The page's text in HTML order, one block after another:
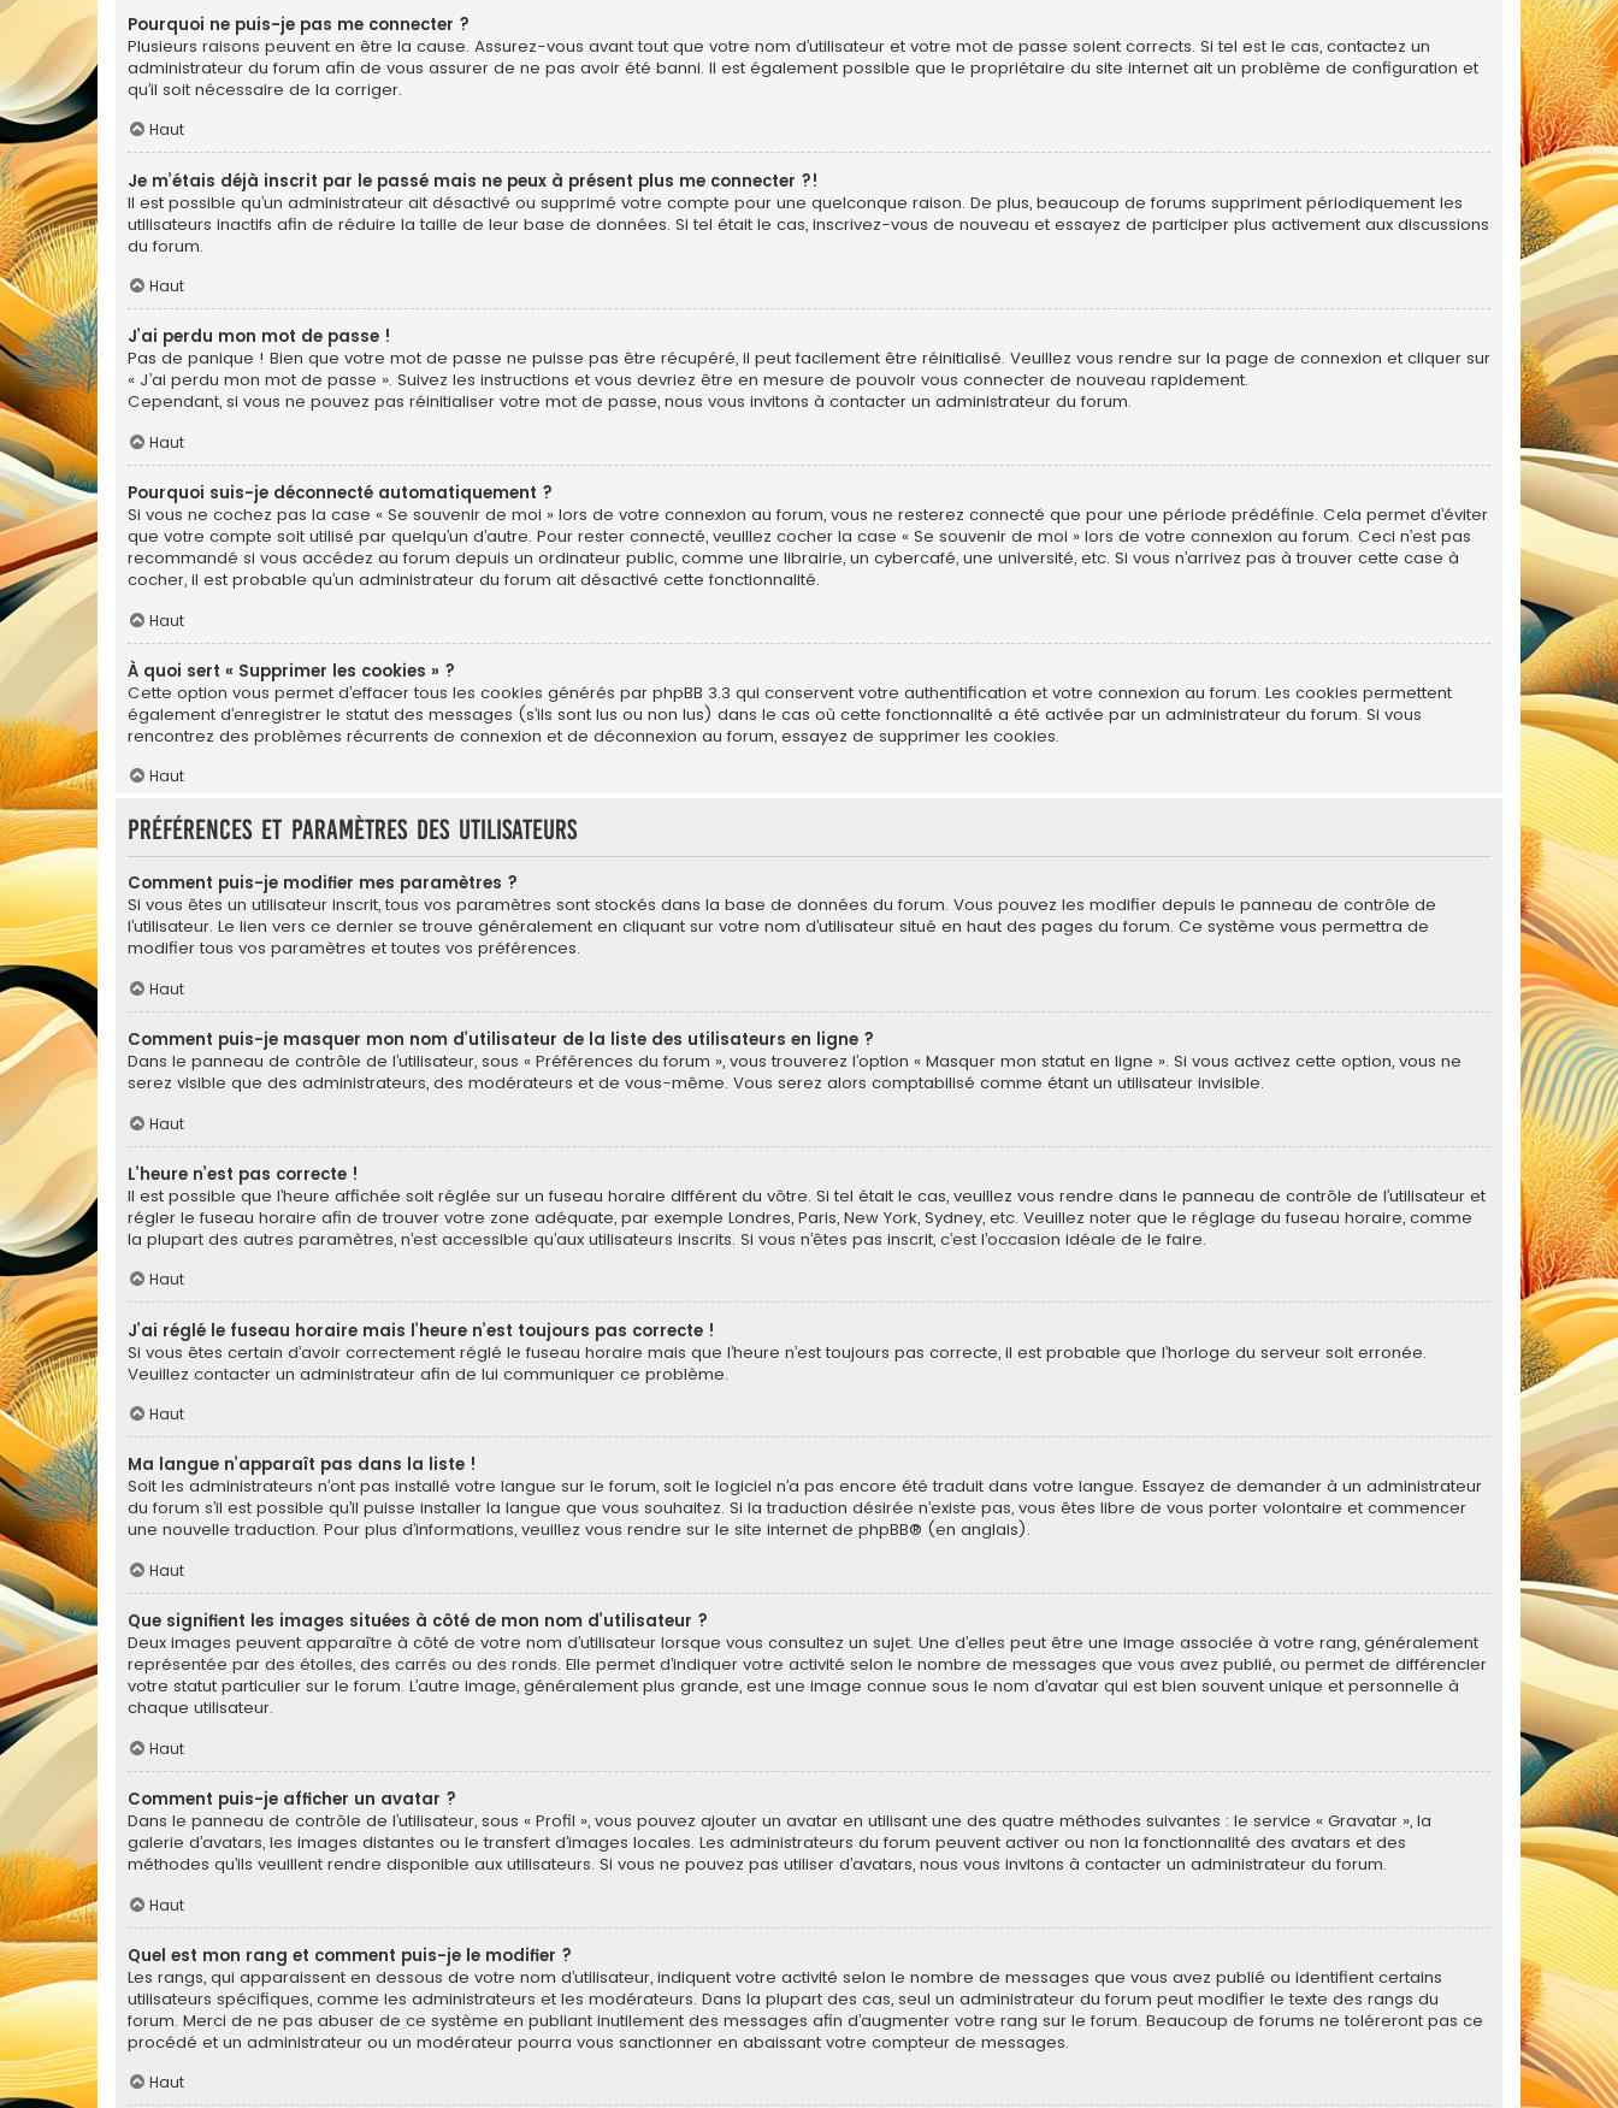
Pourquoi ne puis-je pas me connecter ?
Plusieurs raisons peuvent en être la cause. Assurez-vous avant tout que votre nom d’utilisateur et votre mot de passe soient corrects. Si tel est le cas, contactez un
administrateur du forum afin de vous assurer de ne pas avoir été banni. Il est également possible que le propriétaire du site internet ait un problème de configuration et
qu’il soit nécessaire de la corriger.
Haut
Je m’étais déjà inscrit par le passé mais ne peux à présent plus me connecter ?!
Il est possible qu’un administrateur ait désactivé ou supprimé votre compte pour une quelconque raison. De plus, beaucoup de forums suppriment périodiquement les
utilisateurs inactifs afin de réduire la taille de leur base de données. Si tel était le cas, inscrivez-vous de nouveau et essayez de participer plus activement aux discussions
du forum.
Haut
J’ai perdu mon mot de passe !
Pas de panique ! Bien que votre mot de passe ne puisse pas être récupéré, il peut facilement être réinitialisé. Veuillez vous rendre sur la page de connexion et cliquer sur
« J’ai perdu mon mot de passe ». Suivez les instructions et vous devriez être en mesure de pouvoir vous connecter de nouveau rapidement.
Cependant, si vous ne pouvez pas réinitialiser votre mot de passe, nous vous invitons à contacter un administrateur du forum.
Haut
Pourquoi suis-je déconnecté automatiquement ?
Si vous ne cochez pas la case « Se souvenir de moi » lors de votre connexion au forum, vous ne resterez connecté que pour une période prédéfinie. Cela permet d’éviter
que votre compte soit utilisé par quelqu’un d’autre. Pour rester connecté, veuillez cocher la case « Se souvenir de moi » lors de votre connexion au forum. Ceci n’est pas
recommandé si vous accédez au forum depuis un ordinateur public, comme une librairie, un cybercafé, une université, etc. Si vous n’arrivez pas à trouver cette case à
cocher, il est probable qu’un administrateur du forum ait désactivé cette fonctionnalité.
Haut
À quoi sert « Supprimer les cookies » ?
Cette option vous permet d’effacer tous les cookies générés par phpBB 3.3 qui conservent votre authentification et votre connexion au forum. Les cookies permettent
également d’enregistrer le statut des messages (s’ils sont lus ou non lus) dans le cas où cette fonctionnalité a été activée par un administrateur du forum. Si vous
rencontrez des problèmes récurrents de connexion et de déconnexion au forum, essayez de supprimer les cookies.
Haut
Préférences et paramètres des utilisateurs
Comment puis-je modifier mes paramètres ?
Si vous êtes un utilisateur inscrit, tous vos paramètres sont stockés dans la base de données du forum. Vous pouvez les modifier depuis le panneau de contrôle de
l’utilisateur. Le lien vers ce dernier se trouve généralement en cliquant sur votre nom d’utilisateur situé en haut des pages du forum. Ce système vous permettra de
modifier tous vos paramètres et toutes vos préférences.
Haut
Comment puis-je masquer mon nom d’utilisateur de la liste des utilisateurs en ligne ?
Dans le panneau de contrôle de l’utilisateur, sous « Préférences du forum », vous trouverez l’option « Masquer mon statut en ligne ». Si vous activez cette option, vous ne
serez visible que des administrateurs, des modérateurs et de vous-même. Vous serez alors comptabilisé comme étant un utilisateur invisible.
Haut
L’heure n’est pas correcte !
Il est possible que l’heure affichée soit réglée sur un fuseau horaire différent du vôtre. Si tel était le cas, veuillez vous rendre dans le panneau de contrôle de l’utilisateur et
régler le fuseau horaire afin de trouver votre zone adéquate, par exemple Londres, Paris, New York, Sydney, etc. Veuillez noter que le réglage du fuseau horaire, comme
la plupart des autres paramètres, n’est accessible qu’aux utilisateurs inscrits. Si vous n’êtes pas inscrit, c’est l’occasion idéale de le faire.
Haut
J’ai réglé le fuseau horaire mais l’heure n’est toujours pas correcte !
Si vous êtes certain d’avoir correctement réglé le fuseau horaire mais que l’heure n’est toujours pas correcte, il est probable que l’horloge du serveur soit erronée.
Veuillez contacter un administrateur afin de lui communiquer ce problème.
Haut
Ma langue n’apparaît pas dans la liste !
Soit les administrateurs n’ont pas installé votre langue sur le forum, soit le logiciel n’a pas encore été traduit dans votre langue. Essayez de demander à un administrateur
du forum s’il est possible qu’il puisse installer la langue que vous souhaitez. Si la traduction désirée n’existe pas, vous êtes libre de vous porter volontaire et commencer
une nouvelle traduction. Pour plus d’informations, veuillez vous rendre sur le site internet de phpBB® (en anglais).
Haut
Que signifient les images situées à côté de mon nom d’utilisateur ?
Deux images peuvent apparaître à côté de votre nom d’utilisateur lorsque vous consultez un sujet. Une d’elles peut être une image associée à votre rang, généralement
représentée par des étoiles, des carrés ou des ronds. Elle permet d’indiquer votre activité selon le nombre de messages que vous avez publié, ou permet de différencier
votre statut particulier sur le forum. L’autre image, généralement plus grande, est une image connue sous le nom d’avatar qui est bien souvent unique et personnelle à
chaque utilisateur.
Haut
Comment puis-je afficher un avatar ?
Dans le panneau de contrôle de l’utilisateur, sous « Profil », vous pouvez ajouter un avatar en utilisant une des quatre méthodes suivantes : le service « Gravatar », la
galerie d’avatars, les images distantes ou le transfert d’images locales. Les administrateurs du forum peuvent activer ou non la fonctionnalité des avatars et des
méthodes qu’ils veuillent rendre disponible aux utilisateurs. Si vous ne pouvez pas utiliser d’avatars, nous vous invitons à contacter un administrateur du forum.
Haut
Quel est mon rang et comment puis-je le modifier ?
Les rangs, qui apparaissent en dessous de votre nom d’utilisateur, indiquent votre activité selon le nombre de messages que vous avez publié ou identifient certains
utilisateurs spécifiques, comme les administrateurs et les modérateurs. Dans la plupart des cas, seul un administrateur du forum peut modifier le texte des rangs du
forum. Merci de ne pas abuser de ce système en publiant inutilement des messages afin d’augmenter votre rang sur le forum. Beaucoup de forums ne toléreront pas ce
procédé et un administrateur ou un modérateur pourra vous sanctionner en abaissant votre compteur de messages.
Haut